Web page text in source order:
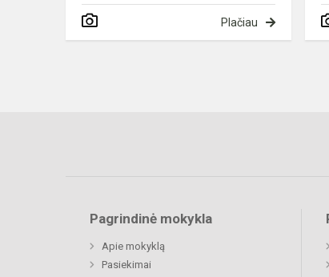
Plačiau
Pagrindinė mokykla
Apie mokyklą
Pasiekimai